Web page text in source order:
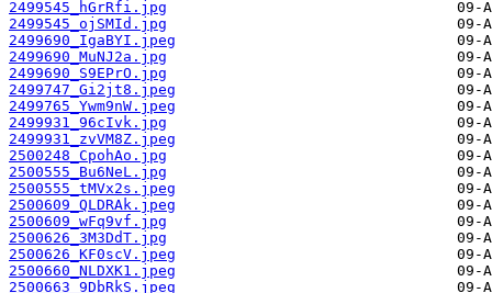
2499545_hGrRfi.jpg
2499545_ojSMId.jpg
2499690_IgaBYI.jpeg
2499690_MuNJ2a.jpg
2499690_S9EPrO.jpg
2499747_Gi2jt8.jpeg
2499765_Ywm9nW.jpeg
2499931_96cIvk.jpg
2499931_zvVM8Z.jpeg
2500248_CpohAo.jpg
2500555_Bu6NeL.jpg
2500555_tMVx2s.jpeg
2500609_QLDRAk.jpeg
2500609_wFq9vf.jpg
2500626_3M3DdT.jpg
2500626_KF0scV.jpeg
2500660_NLDXK1.jpeg
2500663_9DbRkS.jpeg